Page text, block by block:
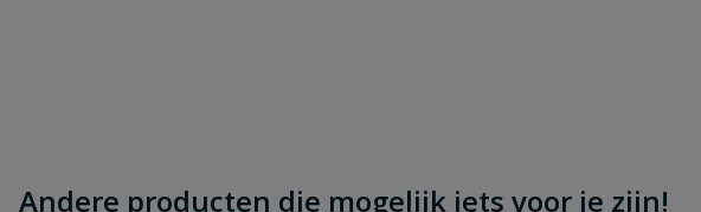
Andere producten die mogelijk iets voor je zijn!